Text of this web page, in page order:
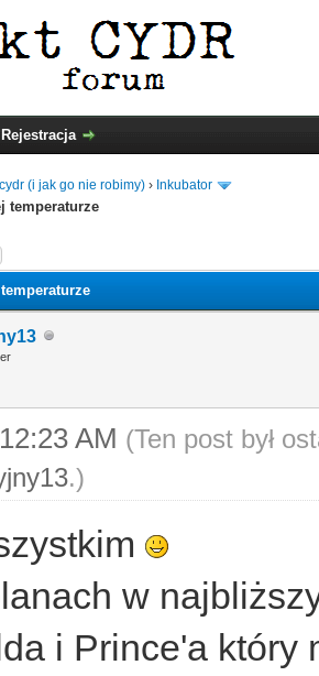
Rejestracja
(i jak go nie robimy) › Inkubator
temperaturze
AM (Ten post był
.)
w
i Prince'a który